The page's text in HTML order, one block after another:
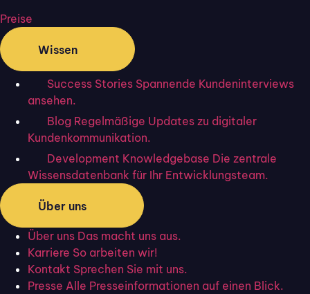
Preise
Wissen
Success Stories Spannende Kundeninterviews
ansehen.
Blog Regelmäßige Updates zu digitaler
Kundenkommunikation.
Development Knowledgebase Die zentrale
Wissensdatenbank für Ihr Entwicklungsteam.
Über uns
Über uns Das macht uns aus.
Karriere So arbeiten wir!
Kontakt Sprechen Sie mit uns.
Presse Alle Presseinformationen auf einen Blick.
Kostenlos testen
Flixcheck
Digitale Kundenkommunikation. Formulare, Unterschriften und
Nachrichten – per SMS, WhatsApp und E-Mail.
PRODUKT
Kommunikation
CRM Light
Versicherung
Finanzen